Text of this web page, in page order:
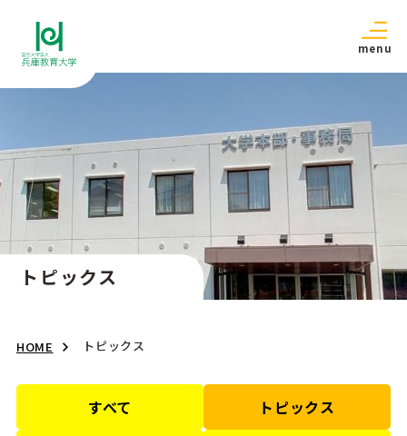
menu
トピックス
HOME トピックス
すべて トピックス